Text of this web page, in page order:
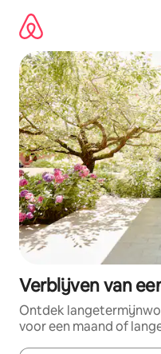
direct
naar
inhoud
Verblijven van
Ontdek
voor een maand of